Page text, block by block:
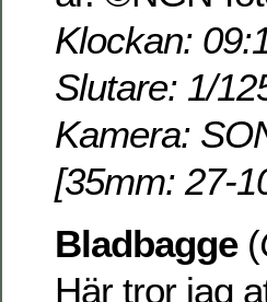
Klockan:
Slutare: 1/
Kamera:
[35mm: 27-
Bladbagge(
Här tror jag